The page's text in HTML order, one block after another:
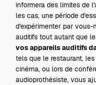
informera des limites de
les cas, une période
d'expérimenter par
auditifs tout autant que
vos appareils auditifs
tels que le restaurant,
cinéma, ou lors de
audioprothésiste, vous